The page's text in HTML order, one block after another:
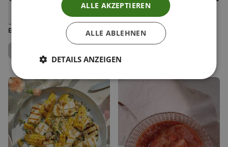
Speichern
No-Knead-Bread - Das
schnelle und unkomplizierte
Brot
Team Happy Plates
Liken
Speichern
Happy Plates
Redaktionsteam
ALLE AKZEPTIEREN
ALLE ABLEHNEN
DETAILS ANZEIGEN